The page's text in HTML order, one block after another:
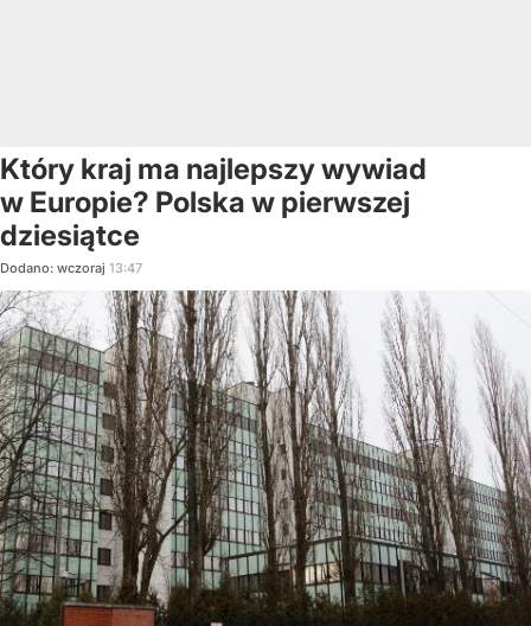
Który kraj ma najlepszy wywiad
w Europie? Polska w pierwszej
dziesiątce
Dodano: wczoraj 13:47